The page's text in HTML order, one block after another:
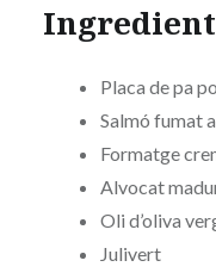
Placa de pa
Salmó fumat
Formatge
Alvocat
Oli d’oliva
Julivert